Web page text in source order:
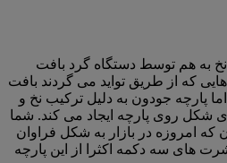
نخ به هم توسط دستگاه گرد بافت
که از طریق تواید می گردند بافت
پارچه جودون به دلیل ترکیب نخ و
شکل روی پارچه ایجاد می کند. شما
که امروزه در بازار به شکل فراوان
های سه دکمه اکثرا از این پارچه